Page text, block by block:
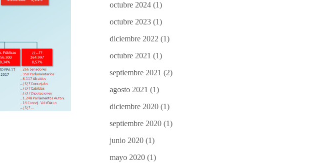
octubre 2024 (1)
octubre 2023 (1)
diciembre 2022 (1)
octubre 2021 (1)
septiembre 2021 (2)
agosto 2021 (1)
diciembre 2020 (1)
septiembre 2020 (1)
junio 2020 (1)
mayo 2020 (1)